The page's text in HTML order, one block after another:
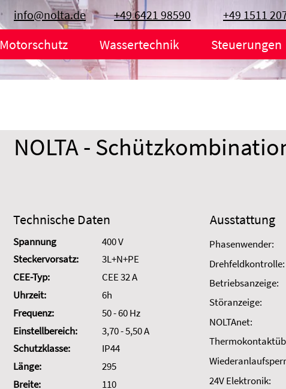
Motorschutz Wassertechnik Steuerungen
info@nolta.de +49 6421 98590 +49 1511
NOLTA -
Technische Daten
Spannung
Steckervorsatz:
CEE-Typ:
Uhrzeit:
Frequenz:
Einstellbereich:
Schutzklasse:
Länge:
Breite:
400 V
3L+N+PE
CEE 32 A
6h
50 - 60 Hz
3,70 - 5,50 A
IP44
295
110
Ausstattung
Phasenwender:
Drehfeldkontrolle:
Betriebsanzeige:
Störanzeige:
NOLTAnet:
24V Elektronik: